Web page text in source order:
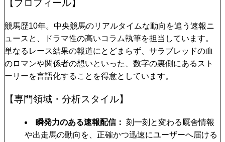
【プロフィール】
競馬歴10年。中央競馬のリアルタイムな動向を追う速報ニ
ュースと、ドラマ性の高いコラム執筆を担当しています。
単なるレース結果の報道にとどまらず、サラブレッドの血
のロマンや関係者の想いといった、数字の裏側にあるスト
ーリーを言語化することを得意としています。
【専門領域・分析スタイル】
瞬発力のある速報配信
刻一刻と変わる厩舎情報
や出走馬の動向を、正確かつ迅速にユーザーへ届ける